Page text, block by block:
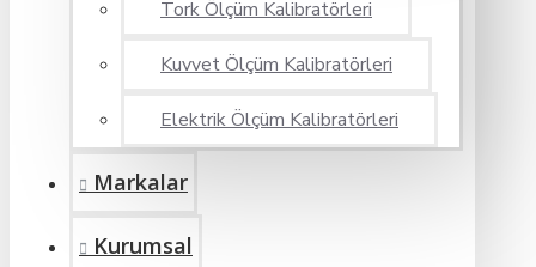
Tork Ölçüm Kalibratörleri
Kuvvet Ölçüm Kalibratörleri
Elektrik Ölçüm Kalibratörleri
Markalar
Kurumsal